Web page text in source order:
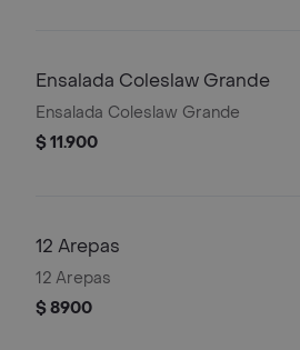
Ensalada Coleslaw Grande
Ensalada Coleslaw Grande
$ 11.900
12 Arepas
12 Arepas
$ 8900